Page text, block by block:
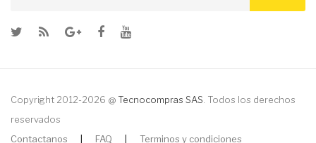
Copyright 2012-2026 @ Tecnocompras SAS . Todos los derechos
reservados
Contactanos
FAQ Terminos y condiciones